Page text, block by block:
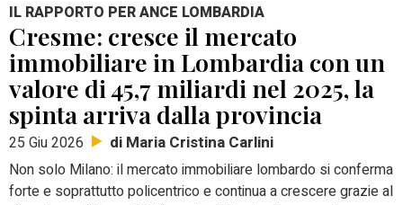
IL RAPPORTO PER ANCE LOMBARDIA
Cresme: cresce il mercato
immobiliare in Lombardia con un
valore di 45,7 miliardi nel 2025, la
spinta arriva dalla provincia
25 Giu 2026 di Maria Cristina Carlini
Non solo Milano: il mercato immobiliare lombardo si conferma
forte e soprattutto policentrico e continua a crescere grazie al